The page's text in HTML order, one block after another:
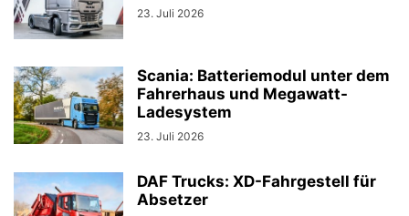
23. Juli 2026
Scania: Batteriemodul unter dem
Fahrerhaus und Megawatt-
Ladesystem
23. Juli 2026
DAF Trucks: XD-Fahrgestell für
Absetzer